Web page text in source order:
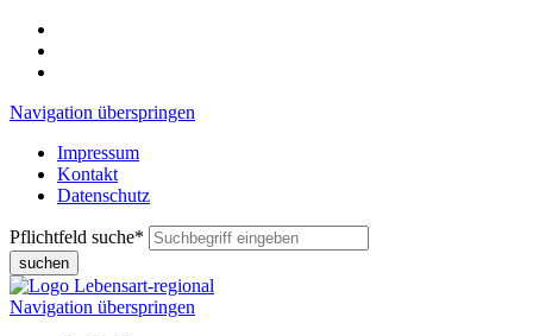
Navigation überspringen
Impressum
Kontakt
Datenschutz
Pflichtfeld suche*
suchen
Navigation überspringen